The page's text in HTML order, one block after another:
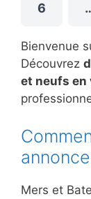
6
Bienvenue
Découvrez
et neufs en
Mers et